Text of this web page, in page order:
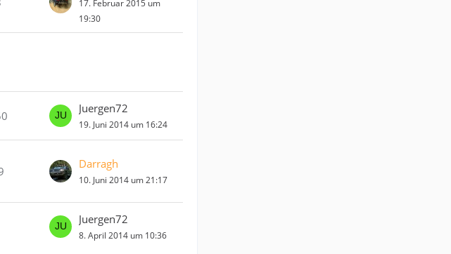
17. Februar 2015 um
19:30
Juergen72
19. Juni 2014 um 16:24
Darragh
10. Juni 2014 um 21:17
Juergen72
8. April 2014 um 10:36